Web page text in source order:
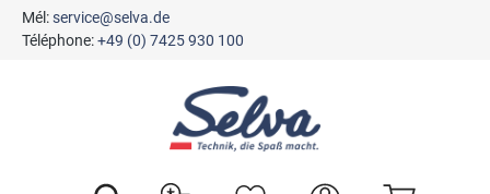
principal
Mél:service@selva.de
Téléphone:+49 (0) 7425 930 100